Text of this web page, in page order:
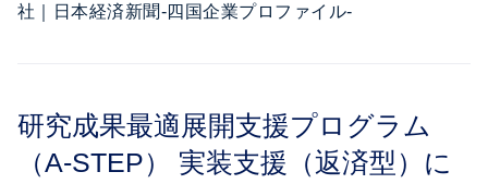
社｜日本経済新聞-四国企業プロファイル-
研究成果最適展開支援プログラム
（A-STEP） 実装支援（返済型）に